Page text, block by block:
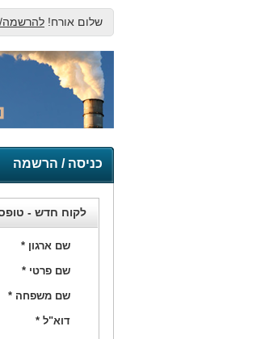
שלום אורח!
כניסה / הרשמה
לקוח חדש -
שם ארגון *
שם פרטי *
שם משפחה *
דוא"ל *